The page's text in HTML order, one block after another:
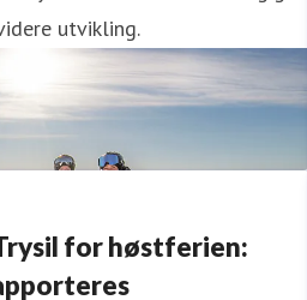
utvikling.
for høstferien: